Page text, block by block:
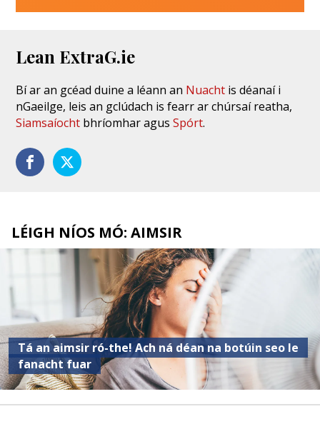
Lean ExtraG.ie
Bí ar an gcéad duine a léann an Nuacht is déanaí i
nGaeilge, leis an gclúdach is fearr ar chúrsaí reatha,
Siamsaíocht bhríomhar agusSpórt.
LÉIGH NÍOS MÓ: AIMSIR
Tá an aimsir ró-the! Ach ná déan na botúin seo le
fanacht fuar